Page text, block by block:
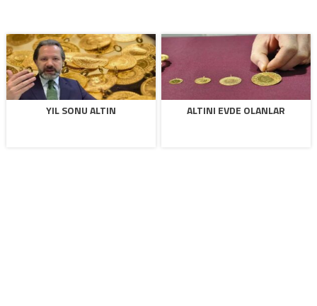
YIL SONU ALTIN ALTINI EVDE OLANLAR